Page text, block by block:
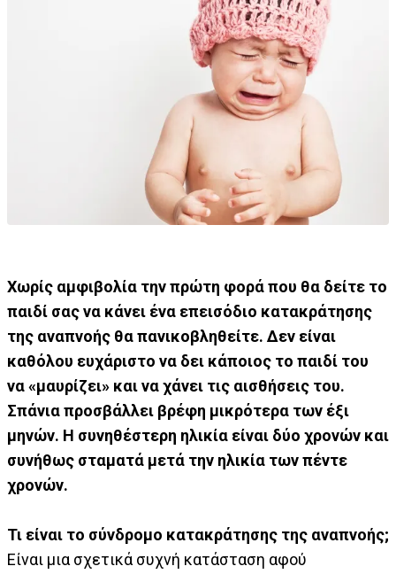
Χωρίς αμφιβολία την πρώτη φορά που θα δείτε το
παιδί σας να κάνει ένα επεισόδιο κατακράτησης
της αναπνοής θα πανικοβληθείτε. Δεν είναι
καθόλου ευχάριστο να δει κάποιος το παιδί του
να «μαυρίζει» και να χάνει τις αισθήσεις του.
Σπάνια προσβάλλει βρέφη μικρότερα των έξι
μηνών. Η συνηθέστερη ηλικία είναι δύο χρονών και
συνήθως σταματά μετά την ηλικία των πέντε
χρονών.
Τι είναι το σύνδρομο κατακράτησης της αναπνοής;
Είναι μια σχετικά συχνή κατάσταση αφού